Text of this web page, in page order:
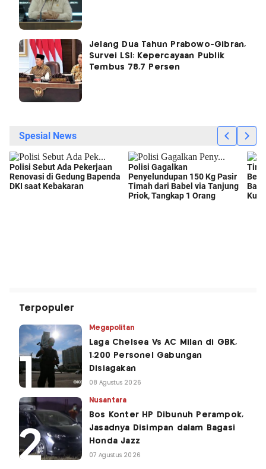
Jelang Dua Tahun Prabowo-Gibran,
Survei LSI: Kepercayaan Publik
Tembus 78,7 Persen
Terpopuler
Megapolitan
Laga Chelsea Vs AC Milan di GBK,
1.200 Personel Gabungan
Disiagakan
08 Agustus 2026
Nusantara
Bos Konter HP Dibunuh Perampok,
Jasadnya Disimpan dalam Bagasi
Honda Jazz
07 Agustus 2026